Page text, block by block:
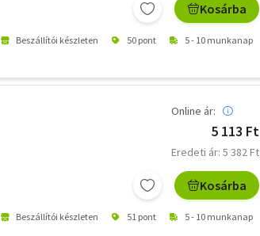
Kosárba
Beszállítói készleten 50 pont 5 - 10 munkanap
Online ár:
5 113 Ft
Eredeti ár: 5 382 Ft
Kosárba
Beszállítói készleten 51 pont 5 - 10 munkanap